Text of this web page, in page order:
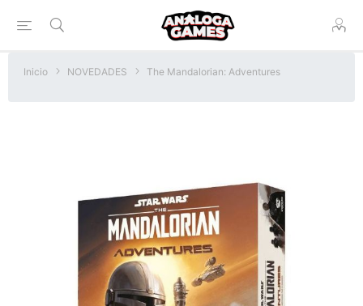
Inicio NOVEDADES The Mandalorian: Adventures